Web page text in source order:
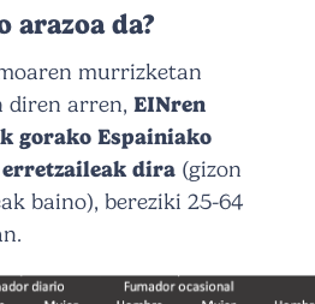
da?
murrizketan
diren arren, EINren
gorako Espainiako
erretzaileak dira (gizon
baino), bereziki 25-64